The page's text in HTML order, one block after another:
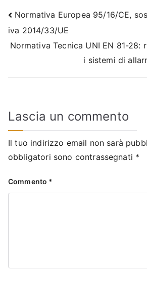
Navigazione
articoli
Normativa Europea 95/16/CE,
iva 2014/33/UE
Normativa Tecnica UNI EN 81-28:
i sistemi di
Lascia un commento
Il tuo indirizzo email non sarà
obbligatori sono contrassegnati *
Commento *